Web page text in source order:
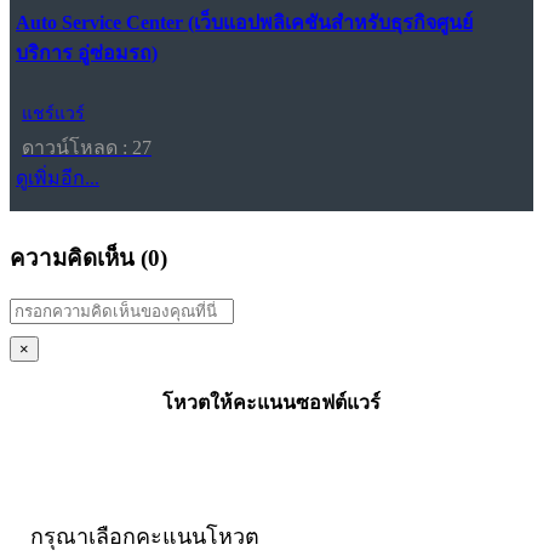
Auto Service Center (เว็บแอปพลิเคชันสำหรับธุรกิจศูนย์
บริการ อู่ซ่อมรถ)
แชร์แวร์
ดาวน์โหลด : 27
ดูเพิ่มอีก...
ความคิดเห็น (0)
×
โหวตให้คะแนนซอฟต์แวร์
กรุณาเลือกคะแนนโหวต